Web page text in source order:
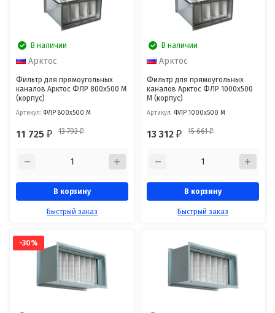
В наличии
Арктос
Фильтр для прямоугольных
каналов Арктос ФЛР 800x500 М
(корпус)
Артикул: ФЛР 800x500 М
11 725₽ 13 793₽
В корзину
Быстрый заказ
В наличии
Арктос
Фильтр для прямоугольных
каналов Арктос ФЛР 1000x500
М (корпус)
Артикул: ФЛР 1000x500 М
13 312₽ 15 661₽
В корзину
Быстрый заказ
-30%